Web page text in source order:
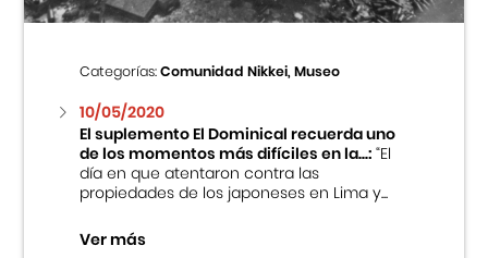
Categorías:Comunidad Nikkei, Museo
10/05/2020
El suplemento El Dominical recuerda uno
de los momentos más difíciles en la...:“El
día en que atentaron contra las
propiedades de los japoneses en Lima y...
Ver más